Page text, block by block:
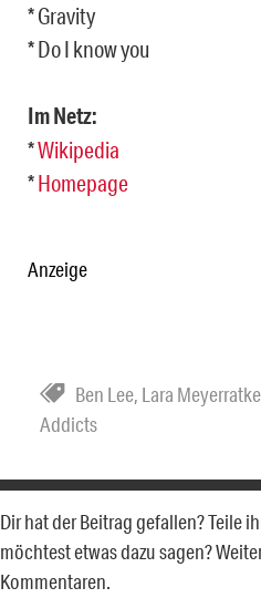
* Gravity
* Do I know you
Im Netz:
*Wikipedia
*Homepage
Anzeige
Ben Lee, Lara
Addicts
Dir hat der Beitrag gefallen? Teile
möchtest etwas dazu sagen?
Kommentaren.